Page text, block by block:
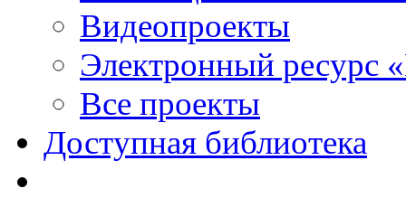
Видеопроекты
Электронный ресурс
Все проекты
Доступная библиотека